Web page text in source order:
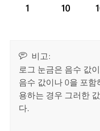
비고:
로그 눈금은 음수 값
음수 값이나 0을 포
용하는 경우 그러한
다.